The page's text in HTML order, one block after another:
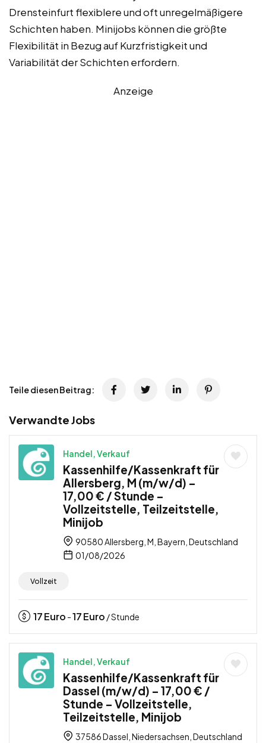
Drensteinfurt flexiblere und oft unregelmäßigere
Schichten haben. Minijobs können die größte
Flexibilität in Bezug auf Kurzfristigkeit und
Variabilität der Schichten erfordern.
Anzeige
Teile diesen Beitrag:
Verwandte Jobs
Handel, Verkauf
Kassenhilfe/Kassenkraft für
Allersberg, M (m/w/d) –
17,00 € / Stunde –
Vollzeitstelle, Teilzeitstelle,
Minijob
90580 Allersberg, M, Bayern, Deutschland
01/08/2026
Vollzeit
17Euro -17Euro / Stunde
Handel, Verkauf
Kassenhilfe/Kassenkraft für
Dassel (m/w/d) – 17,00 € /
Stunde – Vollzeitstelle,
Teilzeitstelle, Minijob
37586 Dassel, Niedersachsen, Deutschland